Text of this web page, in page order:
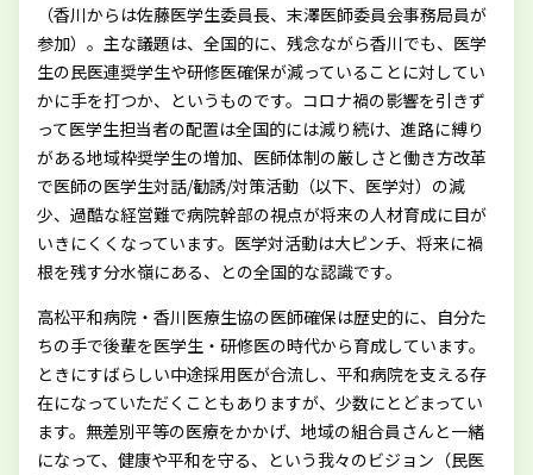
（香川からは佐藤医学生委員長、末澤医師委員会事務局員が
参加）。主な議題は、全国的に、残念ながら香川でも、医学
生の民医連奨学生や研修医確保が減っていることに対してい
かに手を打つか、というものです。コロナ禍の影響を引きず
って医学生担当者の配置は全国的には減り続け、進路に縛り
がある地域枠奨学生の増加、医師体制の厳しさと働き方改革
で医師の医学生対話/勧誘/対策活動（以下、医学対）の減
少、過酷な経営難で病院幹部の視点が将来の人材育成に目が
いきにくくなっています。医学対活動は大ピンチ、将来に禍
根を残す分水嶺にある、との全国的な認識です。
高松平和病院・香川医療生協の医師確保は歴史的に、自分た
ちの手で後輩を医学生・研修医の時代から育成しています。
ときにすばらしい中途採用医が合流し、平和病院を支える存
在になっていただくこともありますが、少数にとどまってい
ます。無差別平等の医療をかかげ、地域の組合員さんと一緒
になって、健康や平和を守る、という我々のビジョン（民医